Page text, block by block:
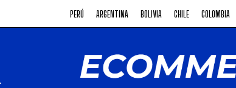
PERÚ ARGENTINA BOLIVIA CHILE COLOMBIA